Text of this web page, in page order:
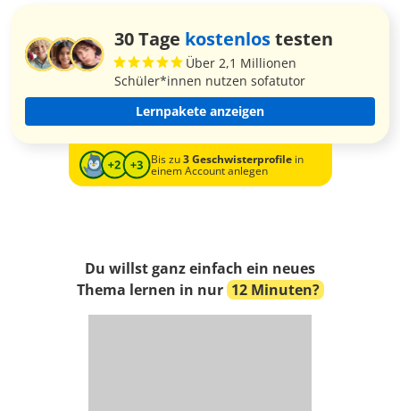
30 Tage kostenlostesten
Über 2,1 Millionen
Schüler*innen nutzen sofatutor
Lernpakete anzeigen
Bis zu3 Geschwisterprofilein
einem Account anlegen
Du willst ganz einfach ein neues
Thema lernen in nur 12 Minuten?